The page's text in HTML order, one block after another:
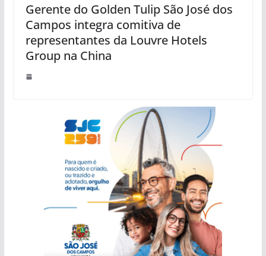
Gerente do Golden Tulip São José dos
Campos integra comitiva de
representantes da Louvre Hotels
Group na China